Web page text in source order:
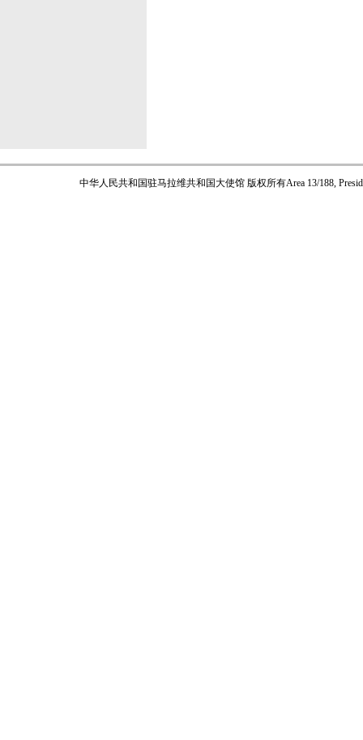
中华人民共和国驻马拉维共和国大使馆 版权所有Area 13/188,